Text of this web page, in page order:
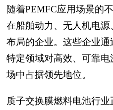
随着PEMFC应用场景的
在船舶动力、无人机电
布局的企业。这些企业
特定领域对高效、可靠
场中占据领先地位。
质子交换膜燃料电池行